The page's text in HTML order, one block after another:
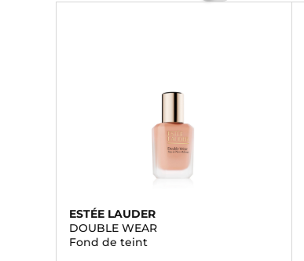
ESTÉE LAUDER
DOUBLE WEAR
Fond de teint